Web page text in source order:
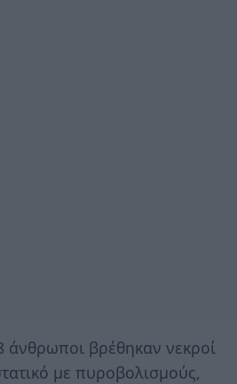
άνθρωποι βρέθηκαν νεκροί
με πυροβολισμούς,